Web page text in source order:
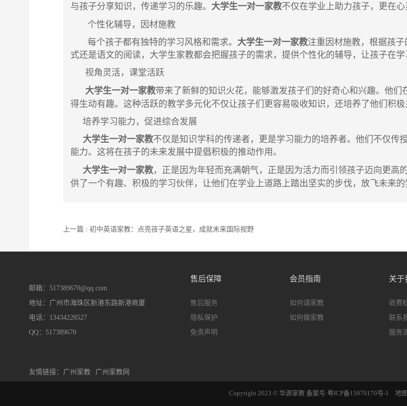
与孩子分享知识，传递学习的乐趣。 大学生一对一家教不仅在学业上助力孩子，更在
个性化辅导 ，因材施教
每个孩子都有独特的学习风格和需求。 大学生一对一家教注重因材施教，根据孩
式还是语文的阅读，大学生家教都会把握孩子的需求，提供个性化的辅导，让孩子在学
视角灵活，课堂活跃
大学生一对一家教带来了新鲜的知识火花，能够激发孩子们的好奇心和兴趣。他
得生动有趣。这种活跃的教学多元化不仅让孩子们更容易吸收知识，还培养了他们积极
培养学习能力，促进综合发展
大学生一对一家教不仅是知识学科的传递者，更是学习能力的培养者。他们不仅传
能力。这将在孩子的未来发展中提倡积极的推动作用。
大学生一对一家教，正是因为年轻而充满朝气，正是因为活力而引领孩子迈向更高
供了一个有趣、积极的学习伙伴，让他们在学业上道路上踏出坚实的步伐，放飞未来的
上一篇 : 初中英语家教：点亮孩子英语之星，成就未来国际视野
邮箱：517389670@qq.com
地址：广州市海珠区新港东路新港商厦
电话：13434228527
QQ：517389670
售后保障
售后服务
隐私保护
免责声明
会员指南
如何请家教
如何做家教
关于
收费
联系
服务
友情链接： 广州家教 广州家教网
Copyright 2023 © 华源家教 备案号:粤ICP备15070170号-1 地